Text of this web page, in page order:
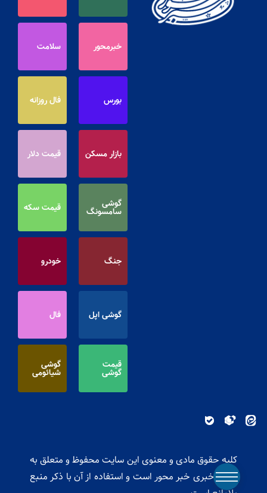
خبرمحور سلامت
بورس فال روزانه
بازار مسکن قیمت دلار
گوشی
سامسونگ قیمت سکه
جنگ خودرو
گوشی اپل فال
قیمت
گوشی
گوشی
شیائومی
کلیه حقوق مادی و معنوی این سایت محفوظ و متعلق به
پایگاه خبری خبر محور است و استفاده از آن با ذکر منبع